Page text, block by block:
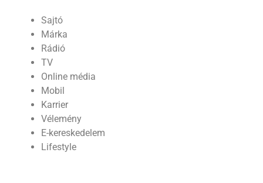
Sajtó
Márka
Rádió
TV
Online média
Mobil
Karrier
Vélemény
E-kereskedelem
Lifestyle